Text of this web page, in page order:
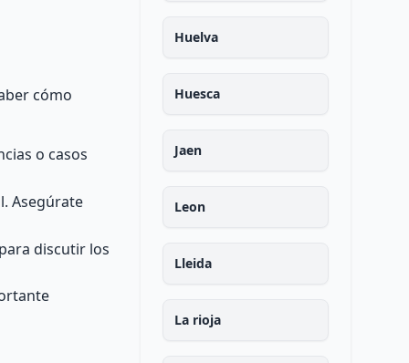
cómo
o casos
Asegúrate
discutir los
Huelva
Huesca
Jaen
Leon
Lleida
La rioja